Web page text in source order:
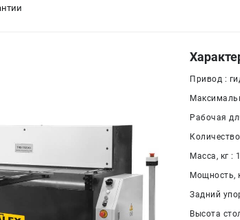
Привод :
Рабочая
Масса, кг :
Мощность,
Задний
Высота